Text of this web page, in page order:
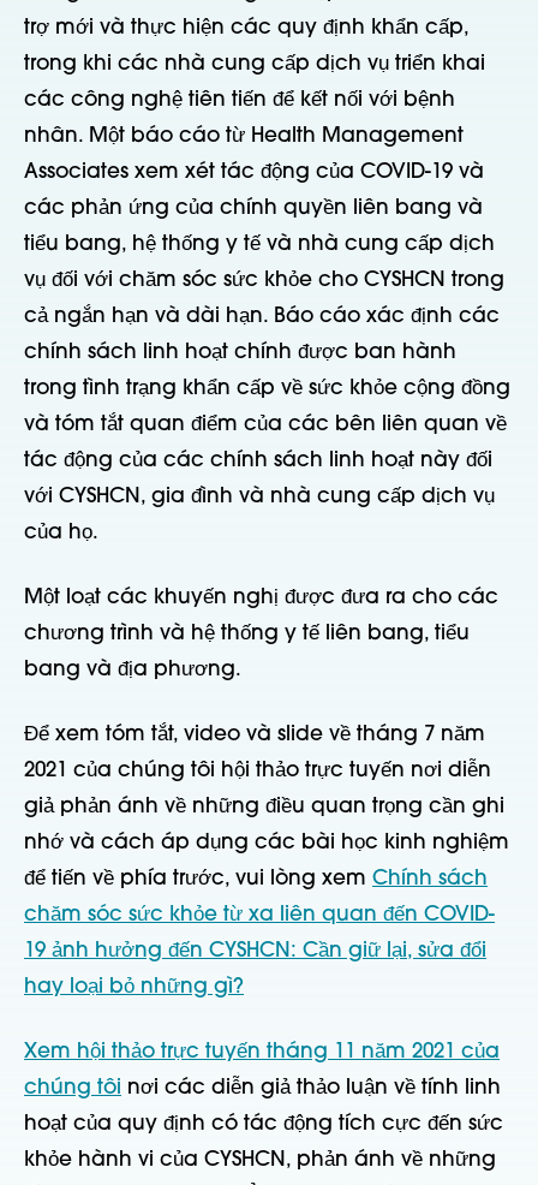
trợ mới và thực hiện các quy định khẩn cấp,
trong khi các nhà cung cấp dịch vụ triển khai
các công nghệ tiên tiến để kết nối với bệnh
nhân. Một báo cáo từ Health Management
Associates xem xét tác động của COVID-19 và
các phản ứng của chính quyền liên bang và
tiểu bang, hệ thống y tế và nhà cung cấp dịch
vụ đối với chăm sóc sức khỏe cho CYSHCN trong
cả ngắn hạn và dài hạn. Báo cáo xác định các
chính sách linh hoạt chính được ban hành
trong tình trạng khẩn cấp về sức khỏe cộng đồng
và tóm tắt quan điểm của các bên liên quan về
tác động của các chính sách linh hoạt này đối
với CYSHCN, gia đình và nhà cung cấp dịch vụ
của họ.
Một loạt các khuyến nghị được đưa ra cho các
chương trình và hệ thống y tế liên bang, tiểu
bang và địa phương.
Để xem tóm tắt, video và slide về tháng 7 năm
2021 của chúng tôi hội thảo trực tuyến nơi diễn
giả phản ánh về những điều quan trọng cần ghi
nhớ và cách áp dụng các bài học kinh nghiệm
để tiến về phía trước, vui lòng xem Chính sách
chăm sóc sức khỏe từ xa liên quan đến COVID-
19 ảnh hưởng đến CYSHCN: Cần giữ lại, sửa đổi
hay loại bỏ những gì?
Xem hội thảo trực tuyến tháng 11 năm 2021 của
chúng tôi nơi các diễn giả thảo luận về tính linh
hoạt của quy định có tác động tích cực đến sức
khỏe hành vi của CYSHCN, phản ánh về những